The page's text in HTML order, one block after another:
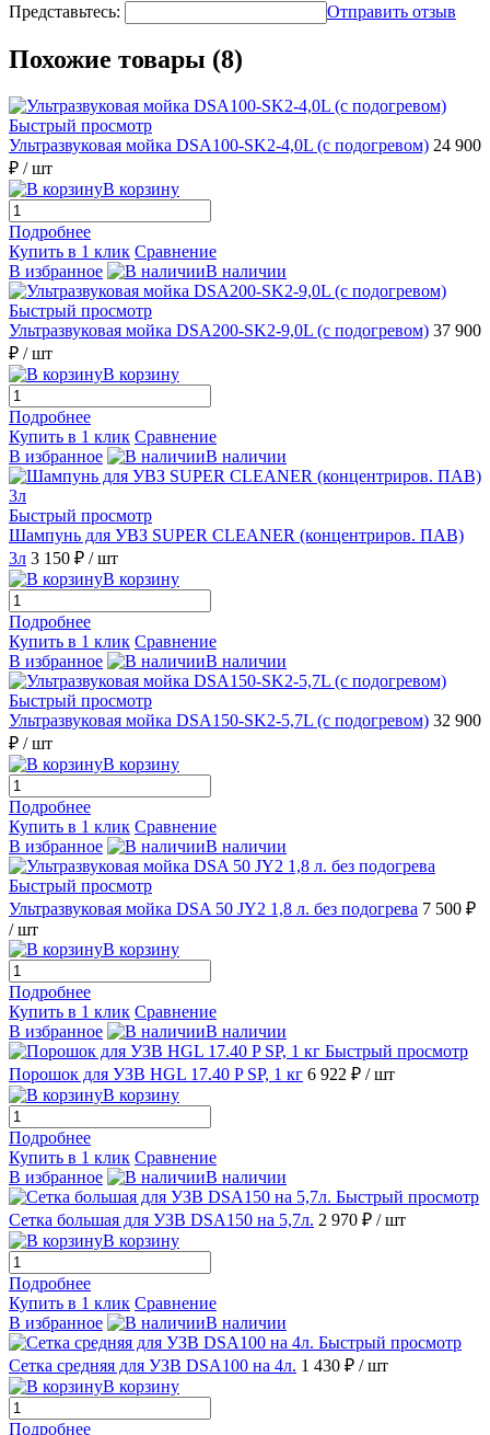
Представьтесь: Отправить отзыв
Похожие товары (8)
Быстрый просмотр
Ультразвуковая мойка DSA100-SK2-4,0L (с подогревом) 24 900
₽ / шт
В корзину
Подробнее
Купить в 1 клик Сравнение
В избранное
В наличии
Быстрый просмотр
Ультразвуковая мойка DSA200-SK2-9,0L (с подогревом) 37 900
₽ / шт
В корзину
Подробнее
Купить в 1 клик Сравнение
В избранное
В наличии
Быстрый просмотр
Шампунь для УВЗ SUPER CLEANER (концентриров. ПАВ)
3л 3 150 ₽ / шт
В корзину
Подробнее
Купить в 1 клик Сравнение
В избранное
В наличии
Быстрый просмотр
Ультразвуковая мойка DSA150-SK2-5,7L (с подогревом) 32 900
₽ / шт
В корзину
Подробнее
Купить в 1 клик Сравнение
В избранное
В наличии
Быстрый просмотр
Ультразвуковая мойка DSA 50 JY2 1,8 л. без подогрева 7 500 ₽
/ шт
В корзину
Подробнее
Купить в 1 клик Сравнение
В избранное
В наличии
Быстрый просмотр
Порошок для УЗВ HGL 17.40 P SP, 1 кг 6 922 ₽ / шт
В корзину
Подробнее
Купить в 1 клик Сравнение
В избранное
В наличии
Быстрый просмотр
Сетка большая для УЗВ DSA150 на 5,7л. 2 970 ₽ / шт
В корзину
Подробнее
Купить в 1 клик Сравнение
В избранное
В наличии
Быстрый просмотр
Сетка средняя для УЗВ DSA100 на 4л. 1 430 ₽ / шт
В корзину
Подробнее